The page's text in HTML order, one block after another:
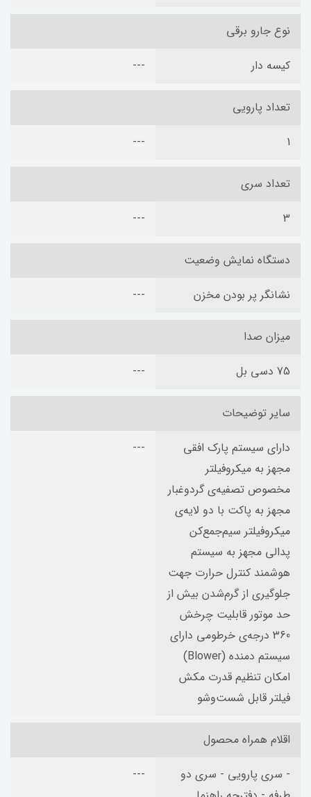
نوع جارو برقی
کیسه دار
---
تعداد پارویی
1
---
تعداد سری
3
---
دستگاه نمایش وضعیت
نشانگر پر بودن مخزن
---
میزان صدا
75 دسی بل
---
سایر توضیحات
دارای سیستم پارک افقی
مجهز به میکروفیلتر
مخصوص تصفیه‌ی گردوغبار
مجهز به پاکت با دو لایه‌ی
میکروفیلتر سیم‌جمع‌کن
پدالی مجهز به سیستم
هوشمند کنترل حرارت جهت
جلوگیری از گرم‌شدن بیش از
حد موتور قابلیت چرخش
360 درجه‌ی خرطومی دارای
سیستم دمنده (Blower)
امکان تنظیم قدرت مکش
فیلتر قابل شست‌وشو
---
اقلام همراه محصول
- سری پارویی - سری دو
---